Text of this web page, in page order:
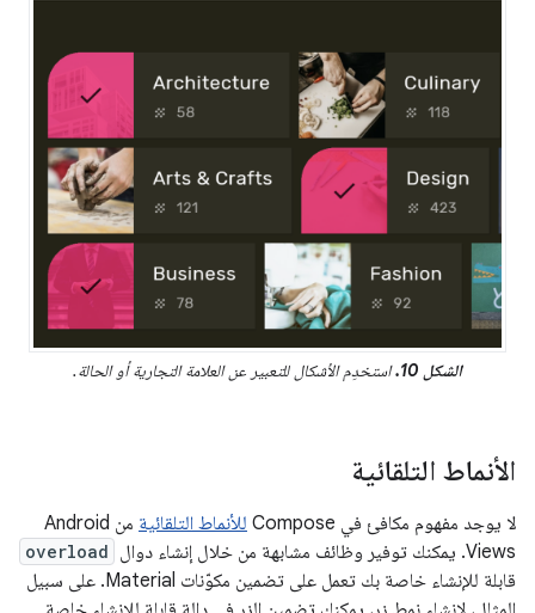
الشكل 10. استخدِم الأشكال للتعبير عن العلامة التجارية أو الحالة.
الأنماط التلقائية
لا يوجد مفهوم مكافئ في Compose للأنماط التلقائية
من Android
Views. يمكنك توفير وظائف مشابهة من خلال إنشاء دوال
overload
قابلة للإنشاء خاصة بك تعمل على تضمين مكوّنات Material. على سبيل